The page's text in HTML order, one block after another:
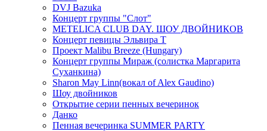
DVJ Bazuka
Концерт группы "Слот"
METELICA CLUB DAY. ШОУ ДВОЙНИКОВ
Концерт певицы Эльвира Т
Проект Malibu Breeze (Hungary)
Концерт группы Мираж (солистка Маргарита
Суханкина)
Sharon May Linn(вокал of Alex Gaudino)
Шоу двойников
Открытие серии пенных вечеринок
Данко
Пенная вечеринка SUMMER PARTY